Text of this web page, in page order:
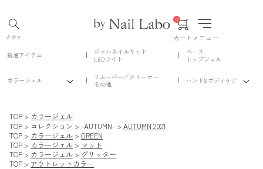
さがす カート
0
メニュー
新着アイテム
ジェルネイルキット
LEDライト
ベース
トップジェル
カラージェル
リムーバー／クリーナー
その他
ハンド&ボディケア
TOP
カラージェル
TOP
コレクション -AUTUMN-
AUTUMN 2021
TOP
カラージェル
GREEN
TOP
カラージェル
マット
TOP
カラージェル
グリッター
TOP
アウトレットカラー